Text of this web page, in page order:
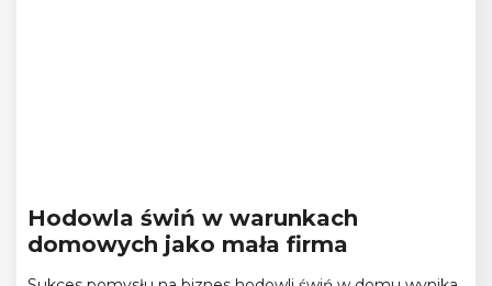
Нodowla świń w warunkach
domowych jako mała firma